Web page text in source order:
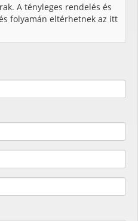
A tényleges rendelés és
folyamán eltérhetnek az itt